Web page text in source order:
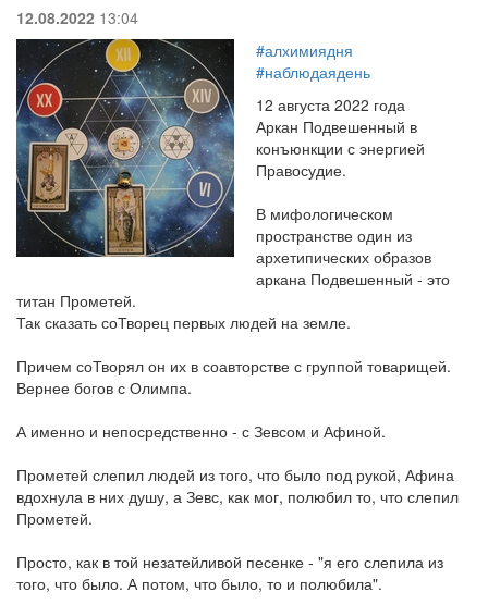
12.08.2022 13:04
#алхимиядня
#наблюдаядень
12 августа 2022 года
Аркан Подвешенный в
конъюнкции с энергией
Правосудие.
В мифологическом
пространстве один из
архетипических образов
аркана Подвешенный - это
титан Прометей.
Так сказать соТворец первых людей на земле.
Причем соТворял он их в соавторстве с группой товарищей.
Вернее богов с Олимпа.
А именно и непосредственно - с Зевсом и Афиной.
Прометей слепил людей из того, что было под рукой, Афина
вдохнула в них душу, а Зевс, как мог, полюбил то, что слепил
Прометей.
Просто, как в той незатейливой песенке - "я его слепила из
того, что было. А потом, что было, то и полюбила".